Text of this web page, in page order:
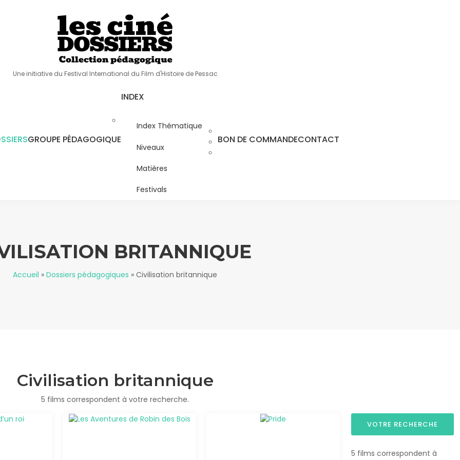
Une initiative du Festival International du Film d'Histoire de Pessac
GROUPE PÉDAGOGIQUE
INDEX
Index Thématique
Niveaux
Matières
Festivals
BON DE COMMANDECONTACT
BRITANNIQUE
Accueil » Dossiers pédagogiques » Civilisation britannique
Civilisation britannique
5 films correspondent à votre recherche.
VOTRE RECHERCHE
5 films correspondent à